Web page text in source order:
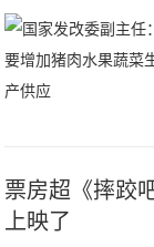
票房超《摔跤
上映了